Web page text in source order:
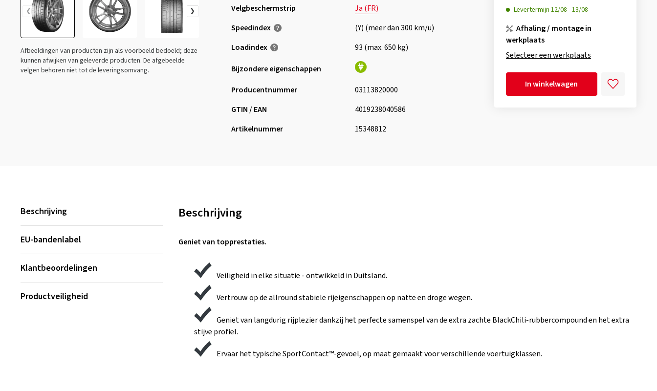
Afbeeldingen van producten zijn als voorbeeld bedoeld; deze
kunnen afwijken van geleverde producten. De afgebeelde
velgen behoren niet tot de leveringsomvang.
Velgbeschermstrip
Ja (FR)
Speedindex
(Y) (meer dan 300 km/u)
Loadindex
93 (max. 650 kg)
Bijzondere eigenschappen
Producentnummer
03113820000
GTIN / EAN
4019238040586
Artikelnummer
15348812
Levertermijn 12/08 -13/08
Afhaling / montage in
werkplaats
Selecteer een werkplaats
In winkelwagen
Beschrijving
EU-bandenlabel
Klantbeoordelingen
Productveiligheid
Beschrijving
Geniet van topprestaties.
Veiligheid in elke situatie - ontwikkeld in Duitsland.
Vertrouw op de allround stabiele rijeigenschappen op natte en droge wegen.
Geniet van langdurig rijplezier dankzij het perfecte samenspel van de extra zachte BlackChili-rubbercompound en het extra
stijve profiel.
Ervaar het typische SportContact™-gevoel, op maat gemaakt voor verschillende voertuigklassen.